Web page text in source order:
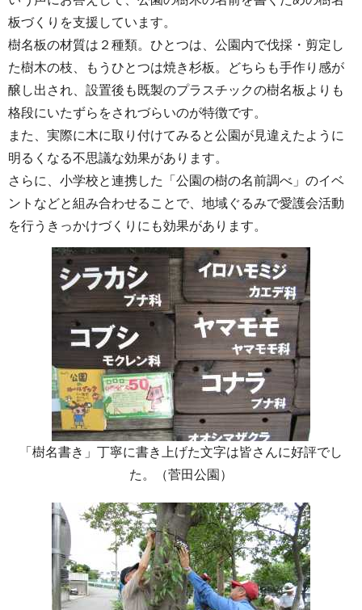
板づくりを支援しています。
樹名板の材質は２種類。ひとつは、公園内で伐採・剪定し
た樹木の枝、もうひとつは焼き杉板。どちらも手作り感が
醸し出され、設置後も既製のプラスチックの樹名板よりも
格段にいたずらをされづらいのが特徴です。
また、実際に木に取り付けてみると公園が見違えたように
明るくなる不思議な効果があります。
さらに、小学校と連携した「公園の樹の名前調べ」のイベ
ントなどと組み合わせることで、地域ぐるみで愛護会活動
を行うきっかけづくりにも効果があります。
「樹名書き」丁寧に書き上げた文字は皆さんに好評でし
た。（菅田公園）